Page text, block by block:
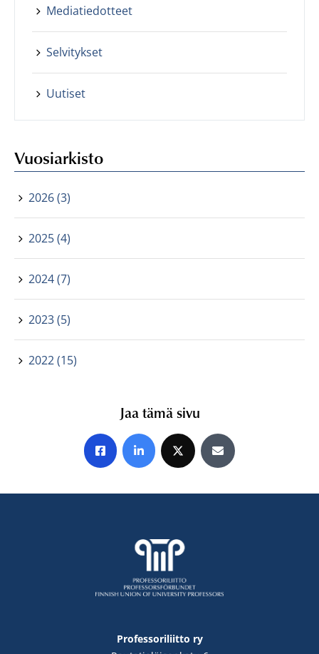
Mediatiedotteet
Selvitykset
Uutiset
Vuosiarkisto
2026 (3)
2025 (4)
2024 (7)
2023 (5)
2022 (15)
Jaa tämä sivu
Jaa Facebookissa
Jaa LinkedInissä
Jaa X:ssäJaa sähköpostitse
Professoriliitto ry